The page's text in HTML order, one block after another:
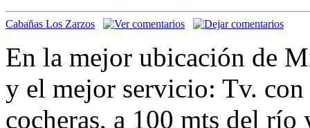
Cabañas Los Zarzos
En la mejor ubicación de
y el mejor servicio: Tv. con
cocheras, a 100 mts del